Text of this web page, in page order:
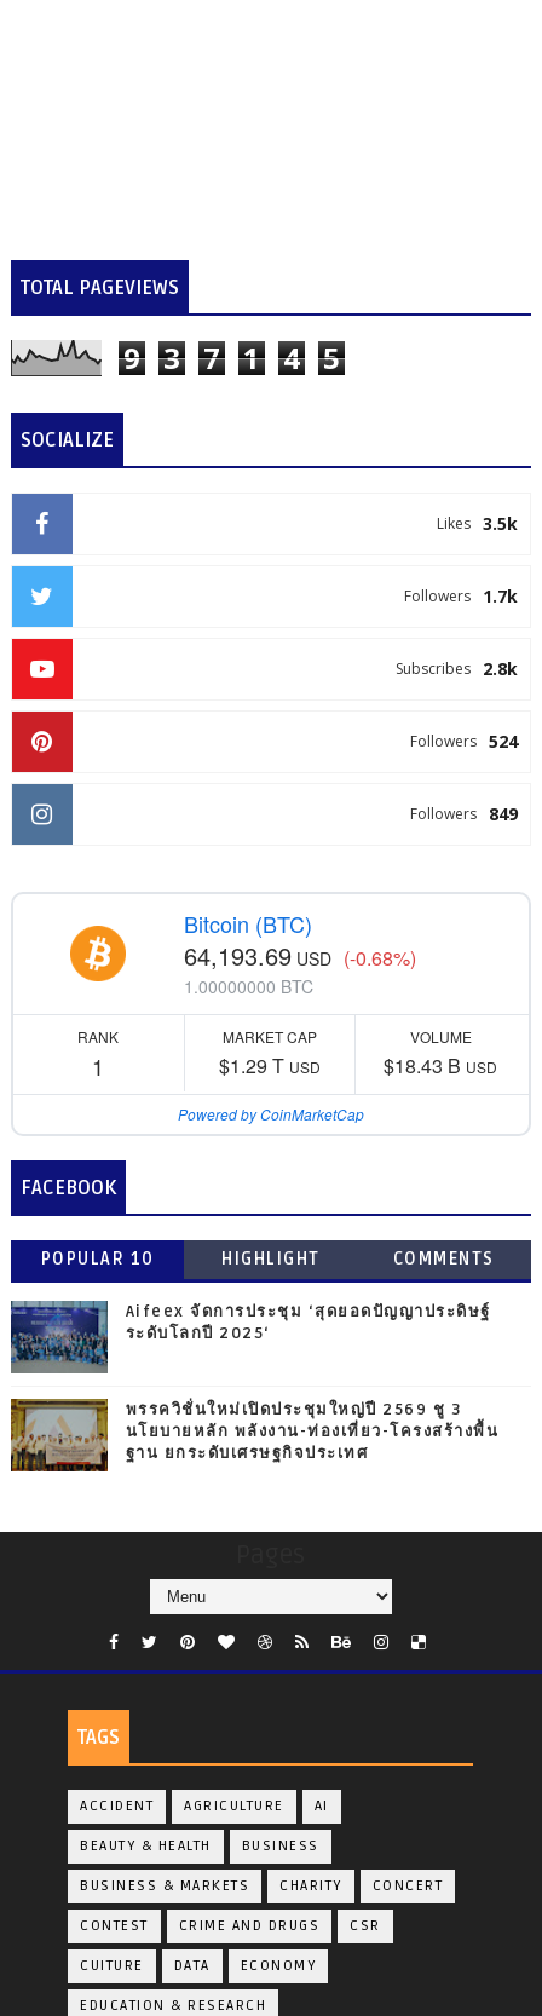
TOTAL PAGEVIEWS
9 3 7 1 4 5
SOCIALIZE
3.5k
Likes
1.7k
Followers
2.8k
Subscribes
524
Followers
849
Followers
Bitcoin (BTC)
64,193.69 USD (-0.68%)
1.00000000 BTC
RANK
1
MARKET CAP
$1.29 T USD
VOLUME
$18.43 B USD
Powered by CoinMarketCap
FACEBOOK
POPULAR 10 HIGHLIGHT COMMENTS
Aifeex จัดการประชุม ‘สุดยอดปัญญาประดิษฐ์
ระดับโลกปี 2025‘
พรรควิชั่นใหม่เปิดประชุมใหญ่ปี 2569 ชู 3
นโยบายหลัก พลังงาน-ท่องเที่ยว-โครงสร้างพื้น
ฐาน ยกระดับเศรษฐกิจประเทศ
TAGS
ACCIDENT AGRICULTURE AI
BEAUTY & HEALTH BUSINESS
BUSINESS & MARKETS CHARITY CONCERT
CONTEST CRIME AND DRUGS CSR
CUITURE DATA ECONOMY
EDUCATION & RESEARCH